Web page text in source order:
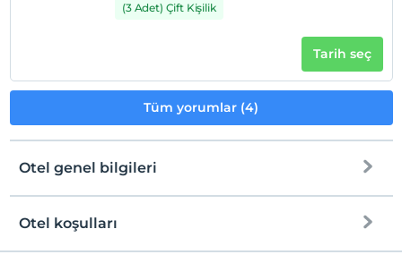
(3 Adet) Çift Kişilik
Tarih seç
Tüm yorumlar (4)
Otel genel bilgileri
Otel koşulları
Check/in